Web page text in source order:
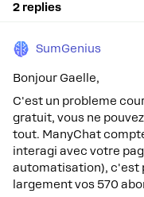
2 replies
SumGenius
Bonjour Gaelle,
C'est un probleme
gratuit, vous ne
tout. ManyChat
interagi avec votre
automatisation), c'est
largement vos 570